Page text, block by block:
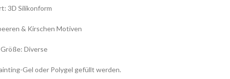
3D Silikonform
& Kirschen Motiven
Größe: Diverse
Gel oder Polygel gefüllt werden.